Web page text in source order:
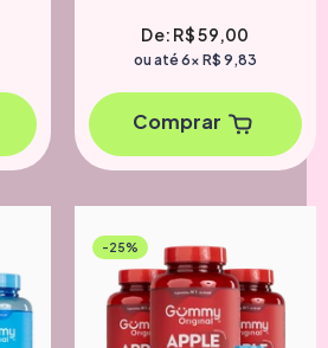
De: R$ 59,00
ou até 6x R$ 9,83
Comprar
-25%